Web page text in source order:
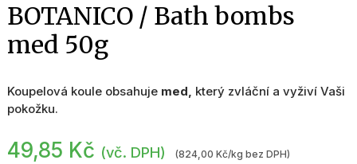
BOTANICO / Bath bombs
med 50g
Koupelová koule obsahuje med, který zvláční a vyživí Vaši
pokožku.
49,85 Kč (vč. DPH) (824,00 Kč/kg bez DPH)